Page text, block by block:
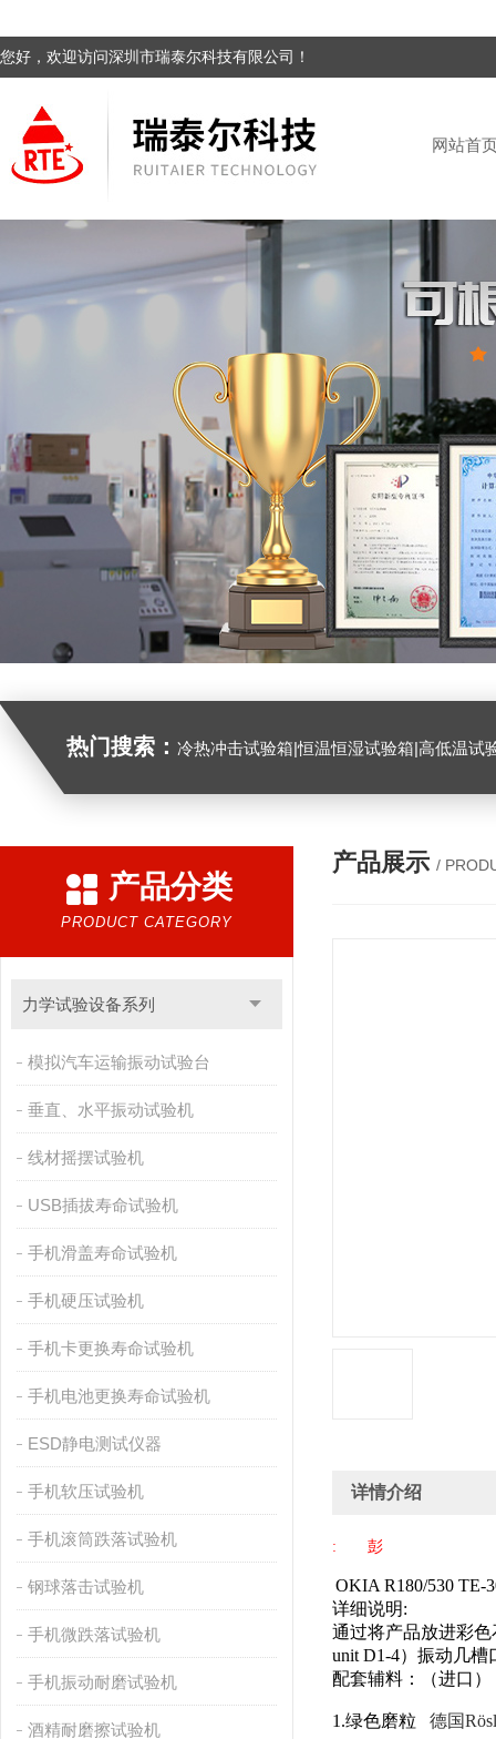
您好，欢迎访问深圳市瑞泰尔科技有限公司！
网站首
热门搜索： 冷热冲击试验箱|恒温恒湿试验箱|高低温试验箱|高低温交变试验箱|盐雾机|紫外线试验机|淋雨试验箱|臭氧试验箱|振动试
产品分类
PRODUCT CATEGORY
力学试验设备系列
模拟汽车运输振动试验台
垂直、水平振动试验机
线材摇摆试验机
USB插拔寿命试验机
手机滑盖寿命试验机
手机硬压试验机
手机卡更换寿命试验机
手机电池更换寿命试验机
ESD静电测试仪器
手机软压试验机
手机滚筒跌落试验机
钢球落击试验机
手机微跌落试验机
手机振动耐磨试验机
酒精耐磨擦试验机
产品展示 /
详情介绍
: 彭
OKIA R180/530 TE-
详细说明:
通过将产品放进彩
unit D1-4）振动几槽
配套辅料：（进口）
1.绿色磨粒 德国